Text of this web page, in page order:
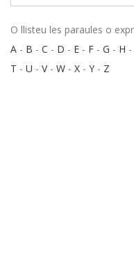
O llisteu les paraules o
A - B - C - D - E - F - G - H -
T - U - V- W - X - Y - Z